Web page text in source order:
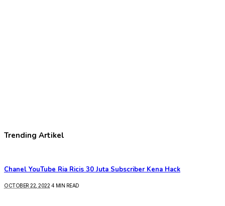
Trending Artikel
Chanel YouTube Ria Ricis 30 Juta Subscriber Kena Hack
OCTOBER 22, 2022 4 MIN READ